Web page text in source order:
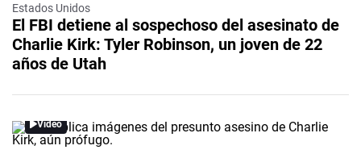
Estados Unidos
El FBI detiene al sospechoso del asesinato de
Charlie Kirk: Tyler Robinson, un joven de 22
años de Utah
Video